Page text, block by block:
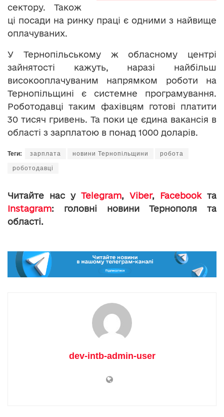
сектору. Також
ці посади на ринку праці є одними з найвище
оплачуваних.
У Тернопільському ж обласному центрі
зайнятості кажуть, наразі найбільш
високооплачуваним напрямком роботи на
Тернопільщині є системне програмування.
Роботодавці таким фахівцям готові платити
30 тисяч гривень. Та поки це єдина вакансія в
області з зарплатою в понад 1000 доларів.
Теги: зарплата новини Тернопільщини робота
роботодавці
Читайте нас у Telegram, Viber, Facebookта
Instagram: головні новини Тернополя та
області.
dev-intb-admin-user